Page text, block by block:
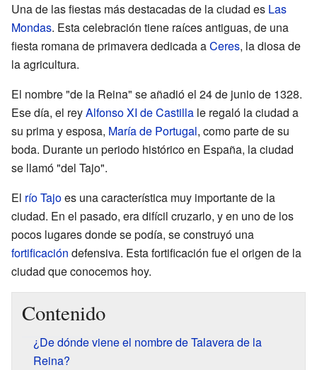
Una de las fiestas más destacadas de la ciudad es Las
Mondas. Esta celebración tiene raíces antiguas, de una
fiesta romana de primavera dedicada aCeres, la diosa de
la agricultura.
El nombre "de la Reina" se añadió el 24 de junio de 1328.
Ese día, el reyAlfonso XI de Castilla le regaló la ciudad a
su prima y esposa, María de Portugal, como parte de su
boda. Durante un periodo histórico en España, la ciudad
se llamó "del Tajo".
El río Tajoes una característica muy importante de la
ciudad. En el pasado, era difícil cruzarlo, y en uno de los
pocos lugares donde se podía, se construyó una
fortificación defensiva. Esta fortificación fue el origen de la
ciudad que conocemos hoy.
Contenido
¿De dónde viene el nombre de Talavera de la
Reina?